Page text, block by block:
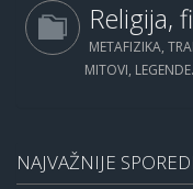
Religija,
METAFIZIKA,
MITOVI,
NAJVAŽNIJE